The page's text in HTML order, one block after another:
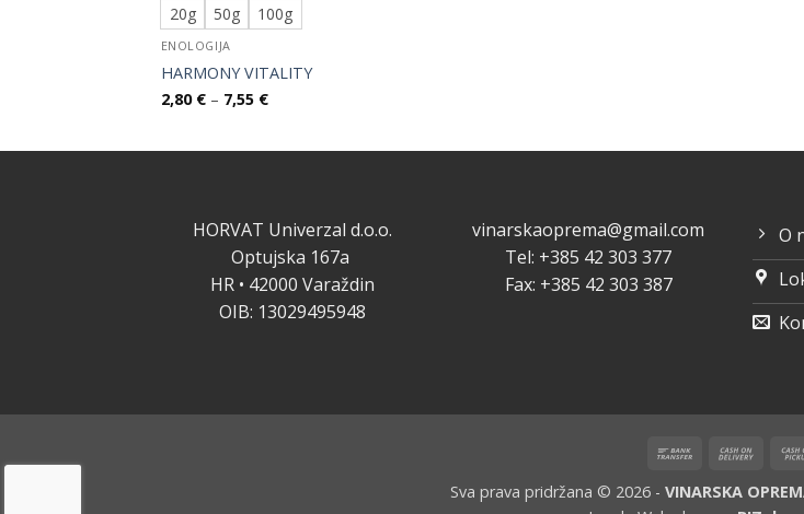
20g 50g 100g
ENOLOGIJA
HARMONY VITALITY
2,80 € – 7,55 €Raspon
HORVAT Univerzal d.o.o.
Optujska 167a
HR • 42000 Varaždin
OIB: 13029495948
vinarskaoprema@gmail.com
Tel: +385 42 303 377
Fax: +385 42 303 387
O
Bank
Cash
Sva prava pridržana © 2026 - VINARSKA